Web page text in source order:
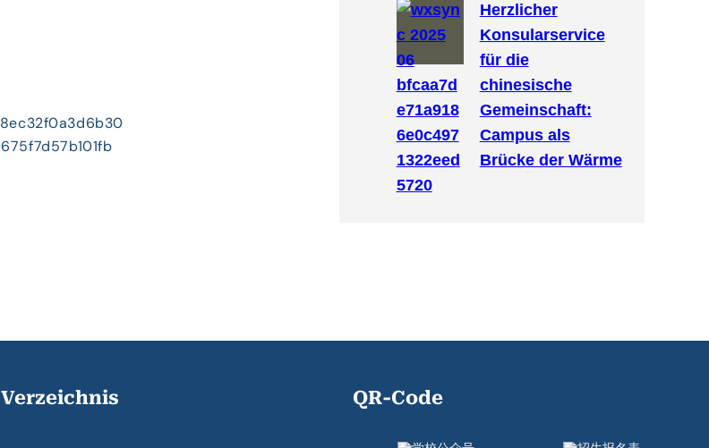
Herzlicher
Konsularservice
für die
chinesische
Gemeinschaft:
Campus als
Brücke der Wärme
Verzeichnis QR-Code